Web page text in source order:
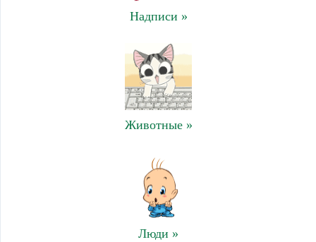
Надписи »
Животные »
Люди »